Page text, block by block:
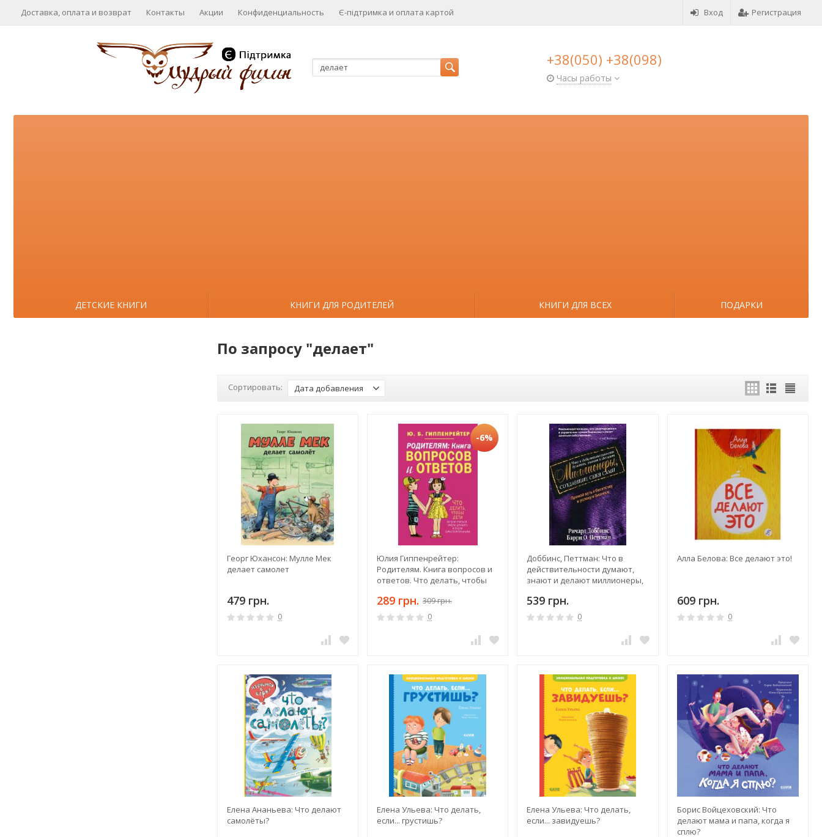
Вход Регистрация
Доставка, оплата и возврат Контакты Акции Конфиденциальность Є-підтримка и оплата картой
+38(050) +38(098)
Часы работы
ДЕТСКИЕ КНИГИ КНИГИ ДЛЯ РОДИТЕЛЕЙ КНИГИ ДЛЯ ВСЕХ ПОДАРКИ
По запросу "делает"
Сортировать: Дата добавления
Георг Юхансон: Мулле Мек
делает самолет
479 грн.
0
-6%
Юлия Гиппенрейтер:
Родителям. Книга вопросов и
ответов. Что делать, чтобы
дружить...
289 грн. 309 грн.
0
Доббинс, Петтман: Что в
действительности думают,
знают и делают миллионеры,
539 грн.
0
Алла Белова: Все делают это!
609 грн.
0
Елена Ананьева: Что делают
самолёты?
Елена Ульева: Что делать,
если... грустишь?
Елена Ульева: Что делать,
если... завидуешь?
Борис Войцеховский: Что
делают мама и папа, когда я
сплю?